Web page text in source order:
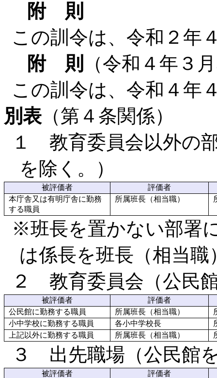
附 則
この訓令は、令和２年
附 則
（令和４年３
この訓令は、令和４年
別表 （第４条関係）
１ 教育委員会以外の
を除く。）
被評価者
評価者
本庁舎又は有明庁舎に勤務
する職員
所属班長（相当職）
※班長を置かない部署
は係長を班長（相当職
２ 教育委員会（公民
被評価者
評価者
公民館に勤務する職員
所属班長（相当職）
小中学校に勤務する職員
各小中学校長
上記以外に勤務する職員
所属班長（相当職）
３ 出先職場（公民館
被評価者
評価者